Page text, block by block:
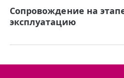
Сопровождение на
эксплуатацию